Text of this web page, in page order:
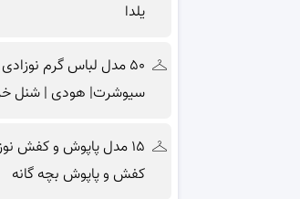
یلدا
۵۰ مدل لباس گرم
سیوشرت| هودی | شنل
۱۵ مدل پاپوش و کفش
کفش و پاپوش بچه گانه